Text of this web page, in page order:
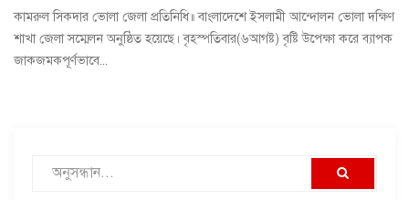
কামরুল সিকদার ভোলা জেলা প্রতিনিধি॥ বাংলাদেশে ইসলামী আন্দোলন ভোলা দক্ষিণ
শাখা জেলা সম্মেলন অনুষ্ঠিত হয়েছে। বৃহস্পতিবার(৬আগষ্ট) বৃষ্টি উপেক্ষা করে ব্যাপক
জাকজমকপূর্ণভাবে...